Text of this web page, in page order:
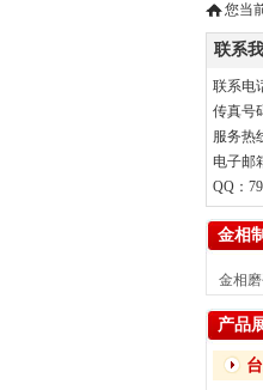
您当
联系
联系电
传真号
服务热
电子邮
QQ：
金相
金相
产品